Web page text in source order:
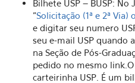
Bilhete USP – BUSP: No
"Solicitação (1ª e 2ª
e digitar seu numero
seu e-mail USP quando
na Seção de Pós-
pedido no mesmo
carteirinha USP. É um